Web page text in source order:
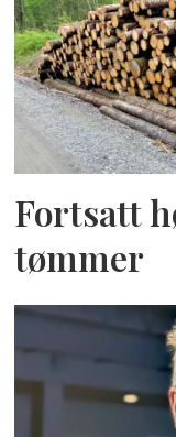
Fortsatt
tømmer